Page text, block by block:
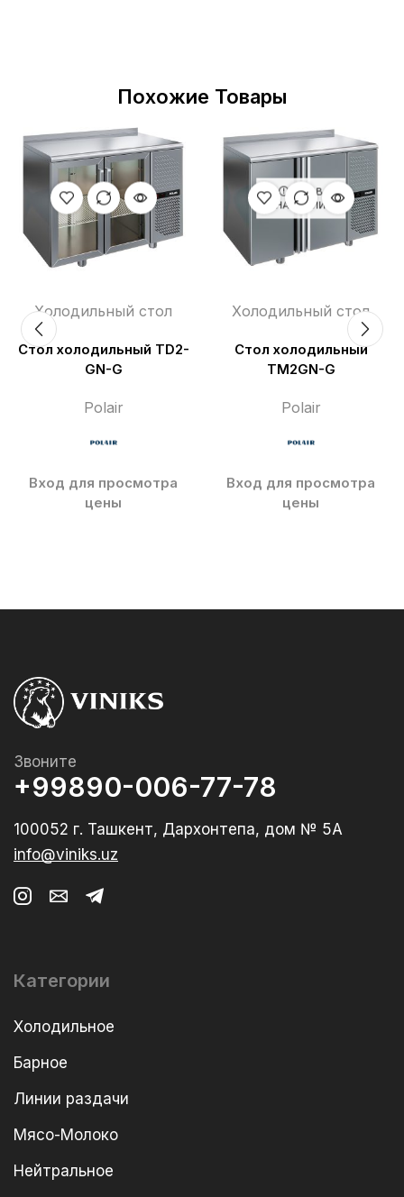
Похожие Товары
Холодильный стол
Стол холодильный TD2-
GN-G
Polair
Вход для просмотра
цены
НЕТ В
НАЛИЧИИ
Холодильный стол
Стол холодильный
TM2GN-G
Polair
Вход для просмотра
цены
Звоните
+99890-006-77-78
100052 г. Ташкент, Дархонтепа, дом № 5А
info@viniks.uz
Категории
Холодильное
Барное
Линии раздачи
Мясо-Молоко
Нейтральное